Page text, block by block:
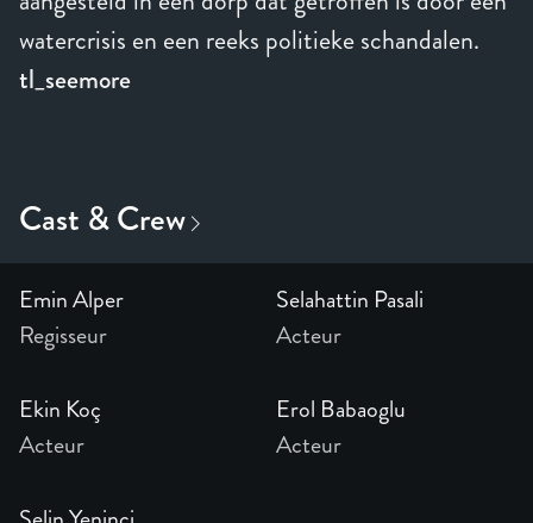
watercrisis en een reeks politieke schandalen.
tl_seemore
Emin Alper
Regisseur
Selahattin Pasali
Acteur
Ekin Koç
Acteur
Erol Babaoglu
Acteur